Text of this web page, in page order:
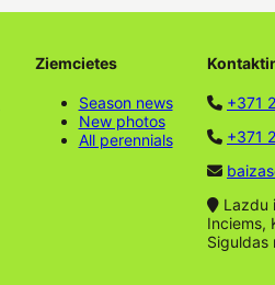
Ziemcietes
Season news
New photos
All perennials
+371
+371
Lazdu
Inciems,
Siguldas